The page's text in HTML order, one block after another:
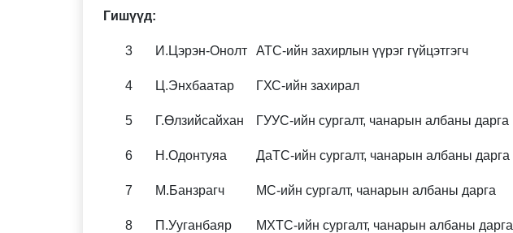
Гишүүд:
3 И.Цэрэн-Онолт АТС-ийн захирлын үүрэг гүйцэтгэгч
4 Ц.Энхбаатар ГХС-ийн захирал
5 Г.Өлзийсайхан ГУУС-ийн сургалт, чанарын албаны дарга
6 Н.Одонтуяа ДаТС-ийн сургалт, чанарын албаны дарга
7 М.Банзрагч МС-ийн сургалт, чанарын албаны дарга
8 П.Ууганбаяр МХТС-ийн сургалт, чанарын албаны дарга